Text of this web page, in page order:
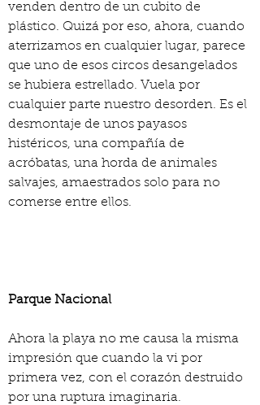
venden dentro de un cubito de
plástico. Quizá por eso, ahora, cuando
aterrizamos en cualquier lugar, parece
que uno de esos circos desangelados
se hubiera estrellado. Vuela por
cualquier parte nuestro desorden. Es el
desmontaje de unos payasos
histéricos, una compañía de
acróbatas, una horda de animales
salvajes, amaestrados solo para no
comerse entre ellos.
Parque Nacional
Ahora la playa no me causa la misma
impresión que cuando la vi por
primera vez, con el corazón destruido
por una ruptura imaginaria.